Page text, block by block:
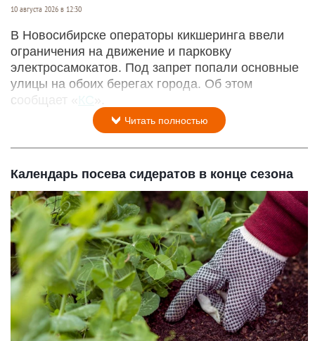
10 августа 2026 в 12:30
В Новосибирске операторы кикшеринга ввели
ограничения на движение и парковку
электросамокатов. Под запрет попали основные
улицы на обоих берегах города. Об этом
сообщает « КС
Читать полностью
Календарь посева сидератов в конце сезона